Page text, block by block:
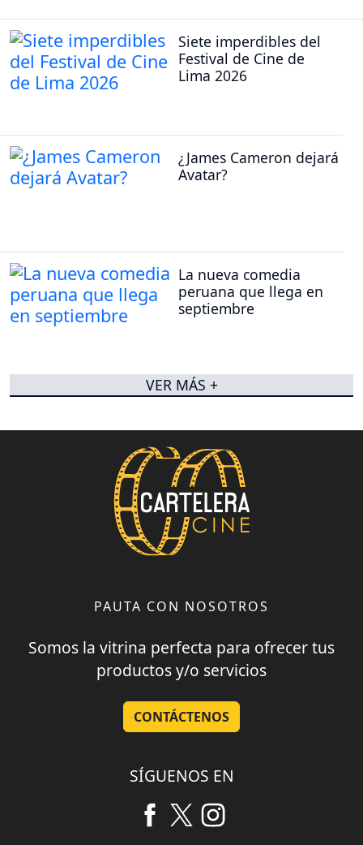
Siete imperdibles del
Festival de Cine de
Lima 2026
¿James Cameron dejará
Avatar?
La nueva comedia
peruana que llega en
septiembre
VER MÁS +
PAUTA CON NOSOTROS
Somos la vitrina perfecta para ofrecer tus
productos y/o servicios
CONTÁCTENOS
SÍGUENOS EN